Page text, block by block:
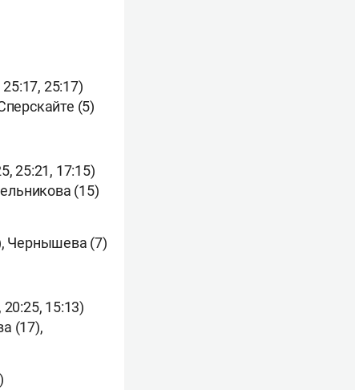
25:17, 25:17)
(5)
25:21, 17:15)
(15)
Чернышева (7)
20:25, 15:13)
(17),